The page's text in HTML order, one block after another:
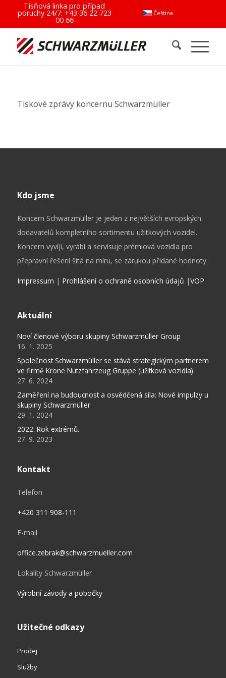
Čeština
Tísňová linka pro případ
poruchy 24/7: +43 36 22 723
00 66
Tiskové zprávy koncernu Schwarzmüller
Kdo jsme
Koncern Schwarzmüller je jeden z největších evropských
dodavatelů kompletního sortimentu užitkových vozidel.
Koncern vyvíjí, vyrábí a servisuje prémiová vozidla pro
přepravní řešení šitá na míru, se zárukou přidané hodnoty.
Impressum | Prohlášení o ochraně osobních údajů |VOP
Aktuální
Noví členové výboru skupiny Schwarzmüller Group
16. 1. 2025
Společnost Schwarzmüller se stává strategickým partnerem
ve firmě Krone Nutzfahrzeug Gruppe (užitková vozidla)
27. 6. 2024
Zaměření na budoucnost a osvědčená síla: Nové impulzy u
skupiny Schwarzmüller
29. 1. 2024
2022. Rok extrémů.
27. 9. 2023
Kontakt
Telefon
+420 311 908-111
E-mail
office.zebrak@schwarzmueller.com
Lokality Schwarzmüller
Výrobní závody a pobočky
Užitečné odkazy
Prodej
Služby